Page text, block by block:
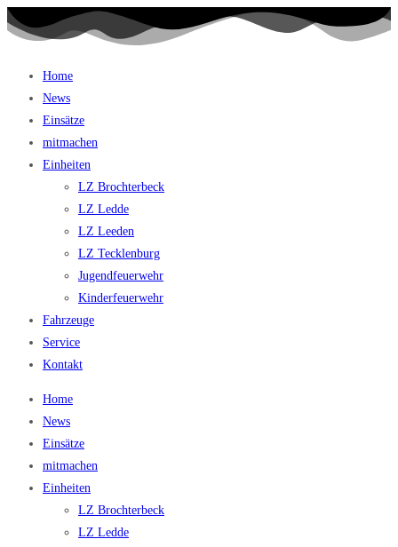
Home
News
Einsätze
mitmachen
Einheiten
LZ Brochterbeck
LZ Ledde
LZ Leeden
LZ Tecklenburg
Jugendfeuerwehr
Kinderfeuerwehr
Fahrzeuge
Service
Kontakt
Home
News
Einsätze
mitmachen
Einheiten
LZ Brochterbeck
LZ Ledde